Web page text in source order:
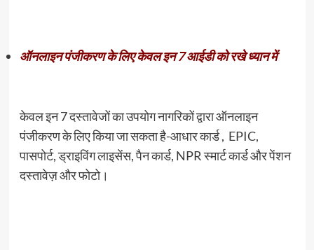
ऑनलाइन पंजीकरण के लिए केवल इन 7 आईडी को रखे ध्यान में
केवल इन 7 दस्तावेजों का उपयोग नागरिकों द्वारा ऑनलाइन
पंजीकरण के लिए किया जा सकता है-आधार कार्ड , EPIC,
पासपोर्ट, ड्राइविंग लाइसेंस, पैन कार्ड, NPR स्मार्ट कार्ड और पेंशन
दस्तावेज़ और फोटो।